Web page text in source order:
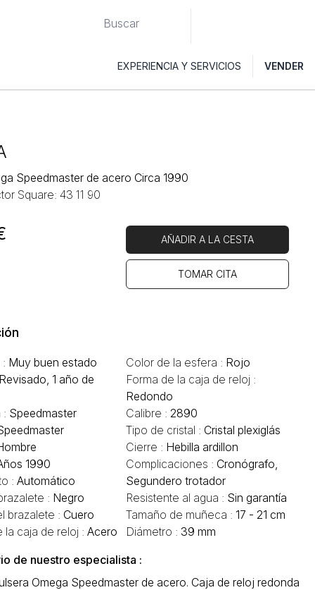
EXPERIENCIA Y SERVICIOS VENDER
Speedmaster de acero Circa 1990
Square: 43 11 90
AÑADIR A LA CESTA
TOMAR CITA
Muy buen estado
Revisado, 1 año de
: Speedmaster
1990
:Automático
: Negro
brazalete : Cuero
la caja de reloj :Acero
Color de la esfera : Rojo
Forma de la caja de reloj :
Redondo
Calibre :2890
Tipo de cristal : Cristal plexiglás
Cierre : Hebilla ardillon
Complicaciones : Cronógrafo,
Segundero trotador
Resistente al agua : Sin garantía
Tamaño de muñeca :17 - 21 cm
Diámetro : 39 mm
de nuestro especialista :
Omega Speedmaster de acero. Caja de reloj redonda